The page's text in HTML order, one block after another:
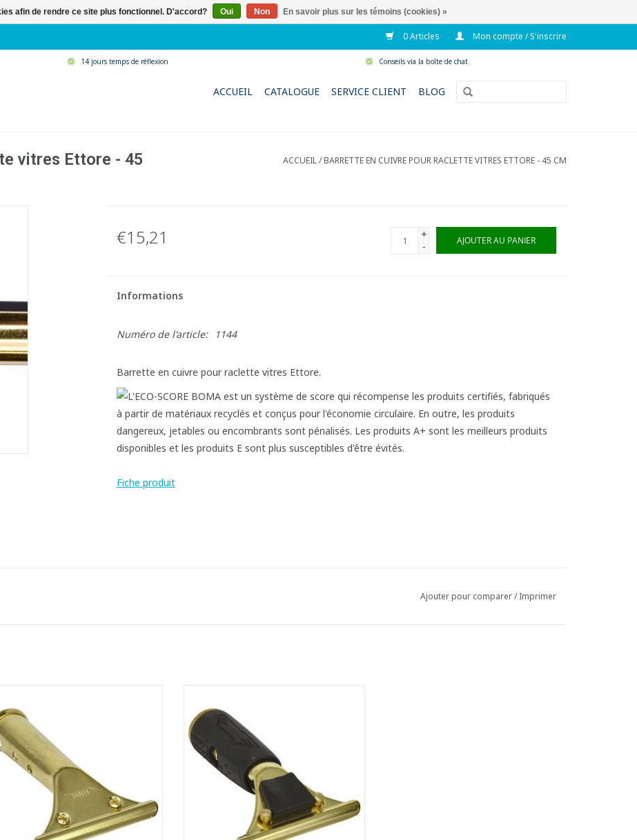
0 Articles Mon compte / S'inscrire
14 jours temps de réflexion Conseils via la boîte de chat
ACCUEIL CATALOGUE SERVICE CLIENT BLOG
vitres Ettore - 45
ACCUEIL/BARRETTE EN CUIVRE POUR RACLETTE VITRES ETTORE - 45 CM
€15,21
+
-
AJOUTER AU PANIER
Informations
Numéro de l'article: 1144
Barrette en cuivre pour raclette vitres Ettore.
Fiche produit
Ajouter pour comparer/Imprimer
- Légère et parfaitement équilibrée.
Compatible avec différents manches
télescopiques.
AJOUTER AU PANIER
AJOUTER AU PANIER
afin de rendre ce site plus fonctionnel. D'accord? Oui Non En savoir plus sur les témoins (cookies) »